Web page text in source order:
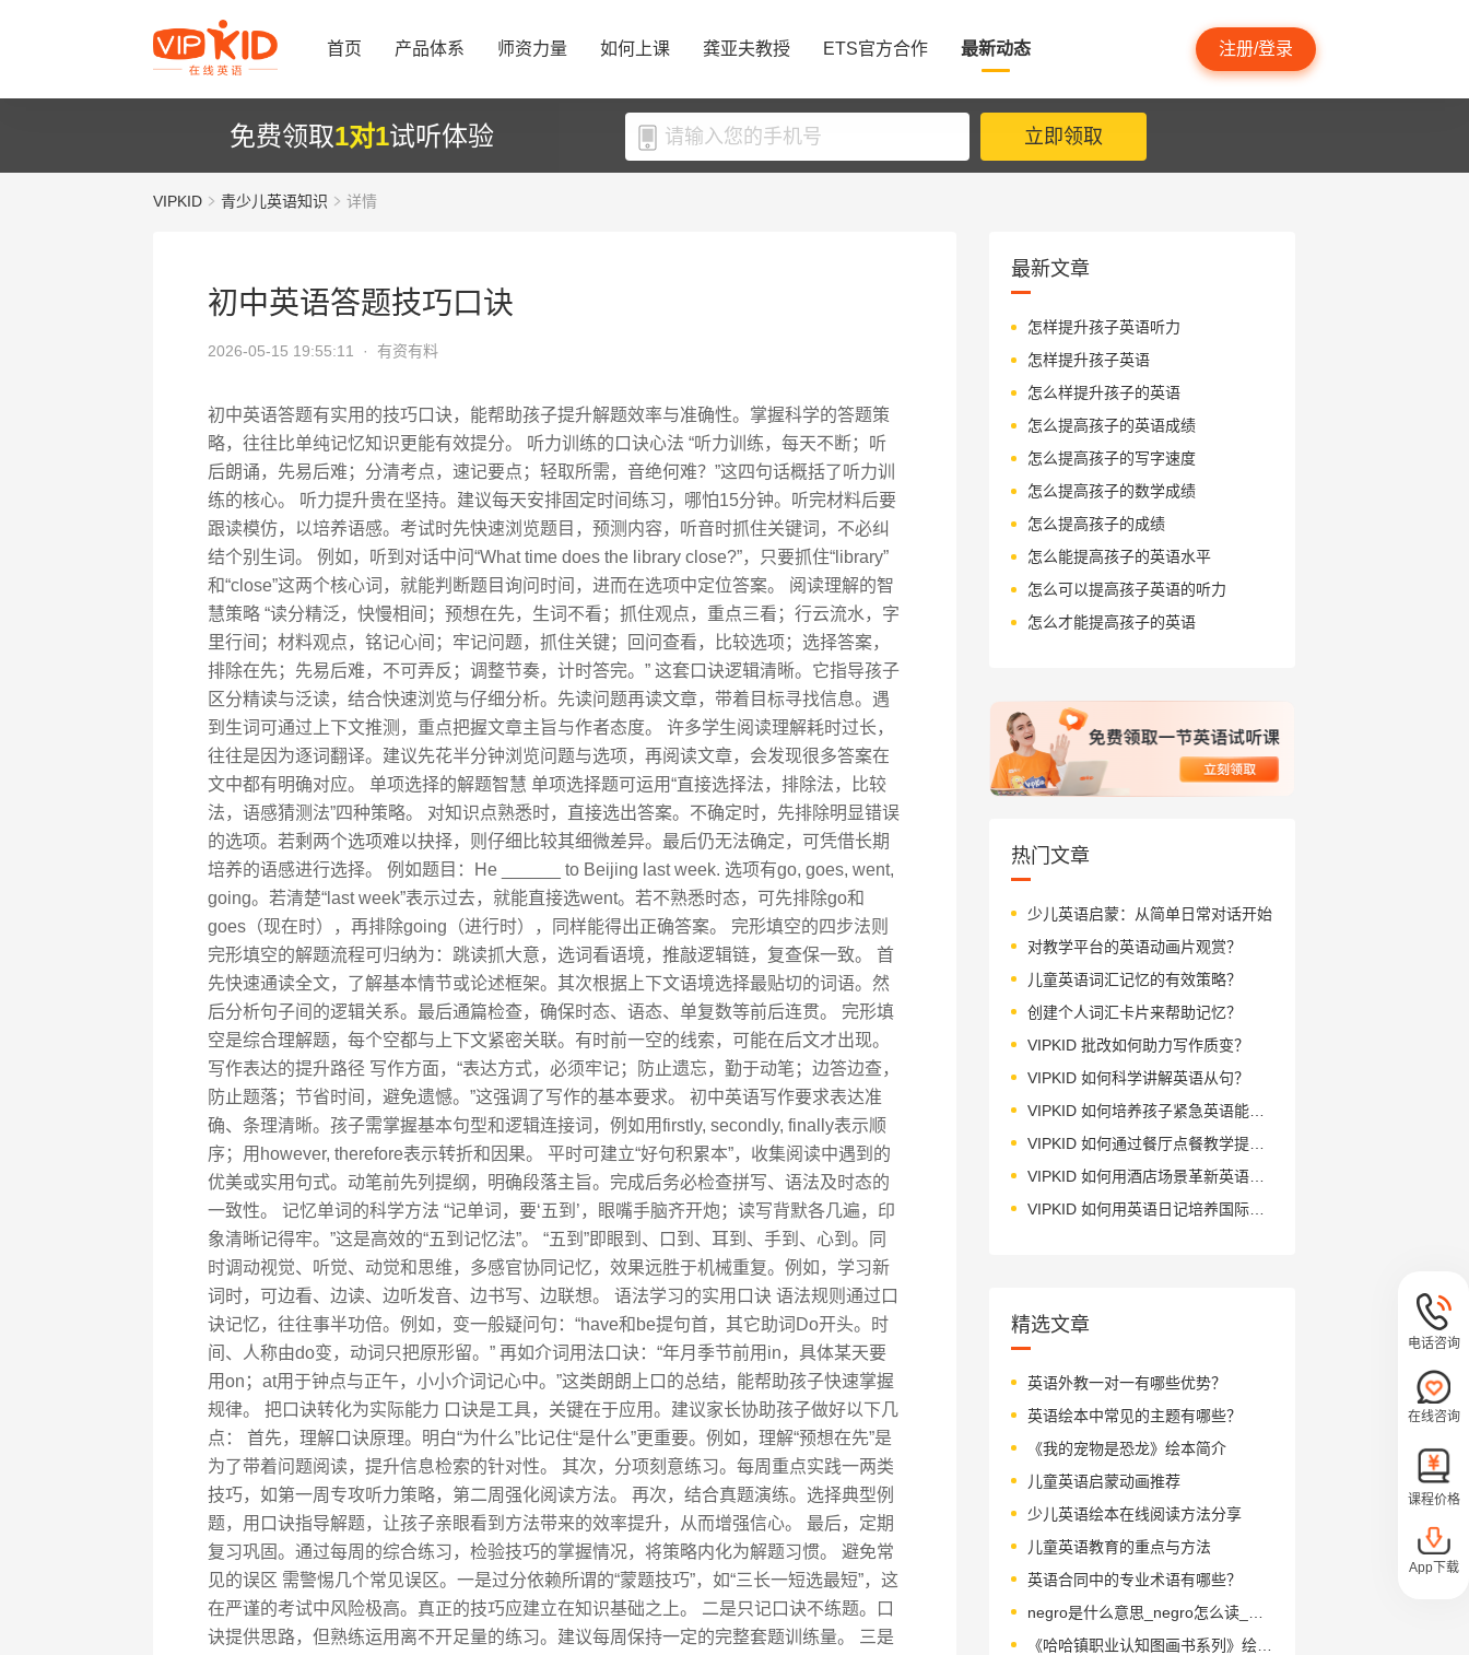
首页 产品体系 师资力量 如何上课 龚亚夫教授 ETS官方合作 最新动态 注册/登录
免费领取1对1试听体验 立即领取
VIPKID 青少儿英语知识 详情
初中英语答题技巧口诀
2026-05-15 19:55:11 · 有资有料
初中英语答题有实用的技巧口诀，能帮助孩子提升解题效率与准确性。掌握科学的答题策
略，往往比单纯记忆知识更能有效提分。 听力训练的口诀心法 “听力训练，每天不断；听
后朗诵，先易后难；分清考点，速记要点；轻取所需，音绝何难？”这四句话概括了听力训
练的核心。 听力提升贵在坚持。建议每天安排固定时间练习，哪怕15分钟。听完材料后要
跟读模仿，以培养语感。考试时先快速浏览题目，预测内容，听音时抓住关键词，不必纠
结个别生词。 例如，听到对话中问“What time does the library close?”，只要抓住“library”
和“close”这两个核心词，就能判断题目询问时间，进而在选项中定位答案。 阅读理解的智
慧策略 “读分精泛，快慢相间；预想在先，生词不看；抓住观点，重点三看；行云流水，字
里行间；材料观点，铭记心间；牢记问题，抓住关键；回问查看，比较选项；选择答案，
排除在先；先易后难，不可弄反；调整节奏，计时答完。” 这套口诀逻辑清晰。它指导孩子
区分精读与泛读，结合快速浏览与仔细分析。先读问题再读文章，带着目标寻找信息。遇
到生词可通过上下文推测，重点把握文章主旨与作者态度。 许多学生阅读理解耗时过长，
往往是因为逐词翻译。建议先花半分钟浏览问题与选项，再阅读文章，会发现很多答案在
文中都有明确对应。 单项选择的解题智慧 单项选择题可运用“直接选择法，排除法，比较
法，语感猜测法”四种策略。 对知识点熟悉时，直接选出答案。不确定时，先排除明显错误
的选项。若剩两个选项难以抉择，则仔细比较其细微差异。最后仍无法确定，可凭借长期
培养的语感进行选择。 例如题目：He ______ to Beijing last week. 选项有go, goes, went,
going。若清楚“last week”表示过去，就能直接选went。若不熟悉时态，可先排除go和
goes（现在时），再排除going（进行时），同样能得出正确答案。 完形填空的四步法则
完形填空的解题流程可归纳为：跳读抓大意，选词看语境，推敲逻辑链，复查保一致。 首
先快速通读全文，了解基本情节或论述框架。其次根据上下文语境选择最贴切的词语。然
后分析句子间的逻辑关系。最后通篇检查，确保时态、语态、单复数等前后连贯。 完形填
空是综合理解题，每个空都与上下文紧密关联。有时前一空的线索，可能在后文才出现。
写作表达的提升路径 写作方面，“表达方式，必须牢记；防止遗忘，勤于动笔；边答边查，
防止题落；节省时间，避免遗憾。”这强调了写作的基本要求。 初中英语写作要求表达准
确、条理清晰。孩子需掌握基本句型和逻辑连接词，例如用firstly, secondly, finally表示顺
序；用however, therefore表示转折和因果。 平时可建立“好句积累本”，收集阅读中遇到的
优美或实用句式。动笔前先列提纲，明确段落主旨。完成后务必检查拼写、语法及时态的
一致性。 记忆单词的科学方法 “记单词，要‘五到’，眼嘴手脑齐开炮；读写背默各几遍，印
象清晰记得牢。”这是高效的“五到记忆法”。 “五到”即眼到、口到、耳到、手到、心到。同
时调动视觉、听觉、动觉和思维，多感官协同记忆，效果远胜于机械重复。例如，学习新
词时，可边看、边读、边听发音、边书写、边联想。 语法学习的实用口诀 语法规则通过口
诀记忆，往往事半功倍。例如，变一般疑问句：“have和be提句首，其它助词Do开头。时
间、人称由do变，动词只把原形留。” 再如介词用法口诀：“年月季节前用in，具体某天要
用on；at用于钟点与正午，小小介词记心中。”这类朗朗上口的总结，能帮助孩子快速掌握
规律。 把口诀转化为实际能力 口诀是工具，关键在于应用。建议家长协助孩子做好以下几
点： 首先，理解口诀原理。明白“为什么”比记住“是什么”更重要。例如，理解“预想在先”是
为了带着问题阅读，提升信息检索的针对性。 其次，分项刻意练习。每周重点实践一两类
技巧，如第一周专攻听力策略，第二周强化阅读方法。 再次，结合真题演练。选择典型例
题，用口诀指导解题，让孩子亲眼看到方法带来的效率提升，从而增强信心。 最后，定期
复习巩固。通过每周的综合练习，检验技巧的掌握情况，将策略内化为解题习惯。 避免常
见的误区 需警惕几个常见误区。一是过分依赖所谓的“蒙题技巧”，如“三长一短选最短”，这
在严谨的考试中风险极高。真正的技巧应建立在知识基础之上。 二是只记口诀不练题。口
诀提供思路，但熟练运用离不开足量的练习。建议每周保持一定的完整套题训练量。 三是
最新文章
怎样提升孩子英语听力
怎样提升孩子英语
怎么样提升孩子的英语
怎么提高孩子的英语成绩
怎么提高孩子的写字速度
怎么提高孩子的数学成绩
怎么提高孩子的成绩
怎么能提高孩子的英语水平
怎么可以提高孩子英语的听力
怎么才能提高孩子的英语
热门文章
少儿英语启蒙：从简单日常对话开始
对教学平台的英语动画片观赏？
儿童英语词汇记忆的有效策略？
创建个人词汇卡片来帮助记忆？
VIPKID 批改如何助力写作质变？
VIPKID 如何科学讲解英语从句？
VIPKID 如何培养孩子紧急英语能力？
VIPKID 如何通过餐厅点餐教学提升少儿英语应用能力？
VIPKID 如何用酒店场景革新英语教学？
VIPKID 如何用英语日记培养国际化人才？
精选文章
英语外教一对一有哪些优势？
英语绘本中常见的主题有哪些？
《我的宠物是恐龙》绘本简介
儿童英语启蒙动画推荐
少儿英语绘本在线阅读方法分享
儿童英语教育的重点与方法
英语合同中的专业术语有哪些？
《哈哈镇职业认知图画书系列》绘本简介
电话咨询
在线咨询
课程价格
App下载